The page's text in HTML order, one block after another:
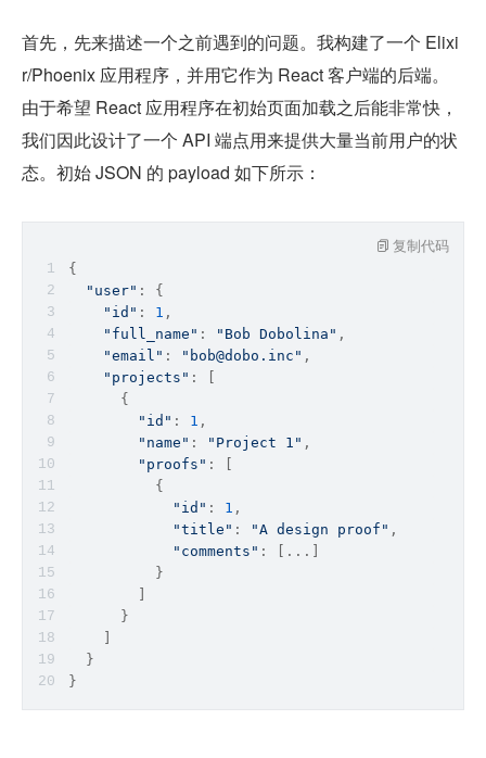
首先，先来描述一个之前遇到的问题。我构建了一个 Elixi
r/Phoenix 应用程序，并用它作为 React 客户端的后端。
由于希望 React 应用程序在初始页面加载之后能非常快，
我们因此设计了一个 API 端点用来提供大量当前用户的状
态。初始 JSON 的 payload 如下所示：
{
"user" : {
"id" : 1 ,
"full_name" : "Bob Dobolina" ,
"email" : "bob@dobo.inc" ,
"projects" : [
      {
"id" : 1 ,
"name" : "Project 1" ,
"proofs" : [
          {
"id" : 1 ,
"title" : "A design proof" ,
"comments" : [...]
          }
      }
  }
}
复制代码